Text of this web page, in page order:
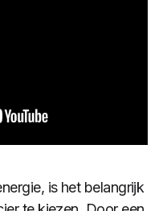
is het belangrijk